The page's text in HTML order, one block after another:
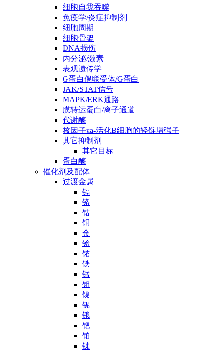
细胞自我吞噬
免疫学/炎症抑制剂
细胞周期
细胞骨架
DNA损伤
内分泌/激素
表观遗传学
G蛋白偶联受体/G蛋白
JAK/STAT信号
MAPK/ERK通路
膜转运蛋白/离子通道
代谢酶
核因子κa-活化B细胞的轻链增强子
其它抑制剂
其它目标
蛋白酶
催化剂及配体
过渡金属
镉
铬
钴
铜
金
铪
铱
铁
锰
钼
镍
铌
锇
钯
铂
铼